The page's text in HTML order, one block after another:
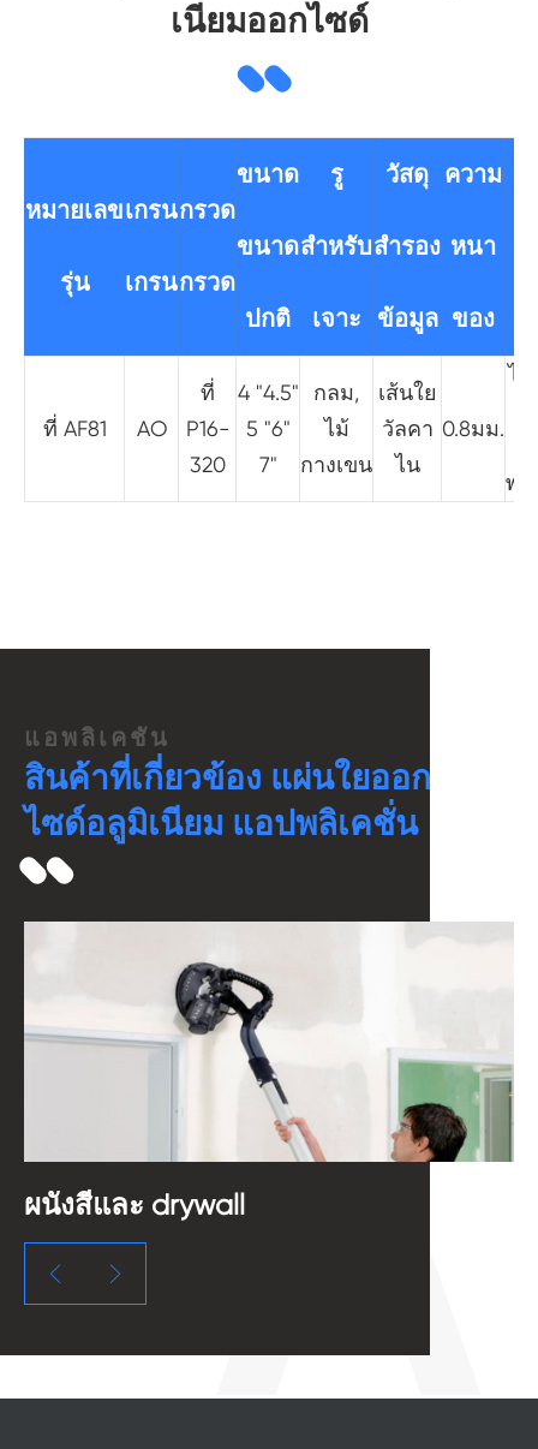
เนียมออกไซด์
หมายเลข
รุ่น
เกรน
เกรน
กรวด
กรวด
ขนาด
ขนาด
ปกติ
รู
สำหรับ
เจาะ
วัสดุ
สำรอง
ข้อมูล
ความ
หนา
ของ
ที่ AF81 AO
ที่
P16-
320
4 "4.5"
5 "6"
7"
กลม,
ไม้
กางเขน
เส้นใย
วัลคา
ไน
0.8มม.
ไม้
พล
แอพลิเคชัน
สินค้าที่เกี่ยวข้อง แผ่นใยออก
ไซด์อลูมิเนียม แอปพลิเคชั่น
ผนังสีและ drywall
 